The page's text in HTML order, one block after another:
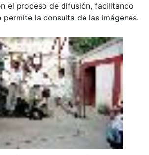
el proceso de difusión, facilitando
permite la consulta de las imágenes.